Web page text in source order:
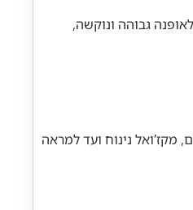
גבוהה ונוקשה,
מקז’ואל נינוח ועד למראה